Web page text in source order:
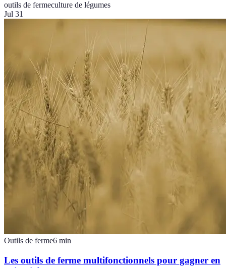
outils de fermeculture de légumes
Jul 31
Outils de ferme6 min
Les outils de ferme multifonctionnels pour gagner en